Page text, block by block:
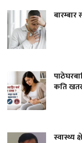
कति
स्वास्थ्य